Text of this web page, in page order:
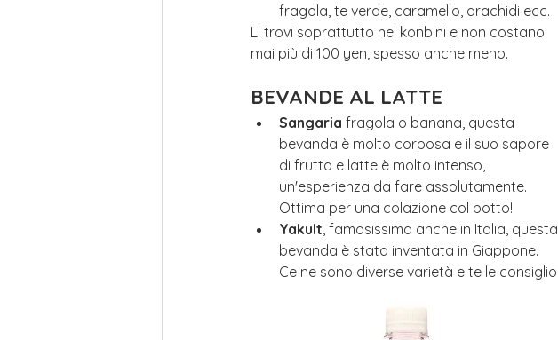
fragola, te verde, caramello, arachidi ecc.
Li trovi soprattutto nei konbini e non costano
mai più di 100 yen, spesso anche meno.
BEVANDE AL LATTE
Sangaria fragola o banana, questa
bevanda è molto corposa e il suo sapore
di frutta e latte è molto intenso,
un'esperienza da fare assolutamente.
Ottima per una colazione col botto!
Yakult, famosissima anche in Italia, questa
bevanda è stata inventata in Giappone.
Ce ne sono diverse varietà e te le consiglio